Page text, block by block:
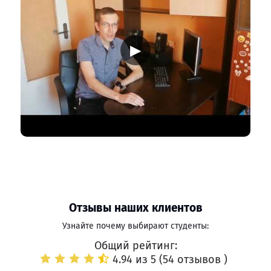
▶
Отзывы наших клиентов
Узнайте почему выбирают студенты:
Общий рейтинг:
4.94 из 5 (54 отзывов )